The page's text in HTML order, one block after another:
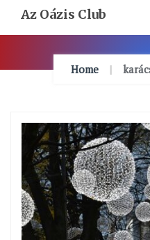
Content
Az Oázis Club
Home